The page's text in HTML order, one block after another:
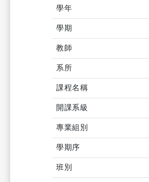
學年
學期
教師
系所
課程名稱
開課系級
專業組別
學期序
班別